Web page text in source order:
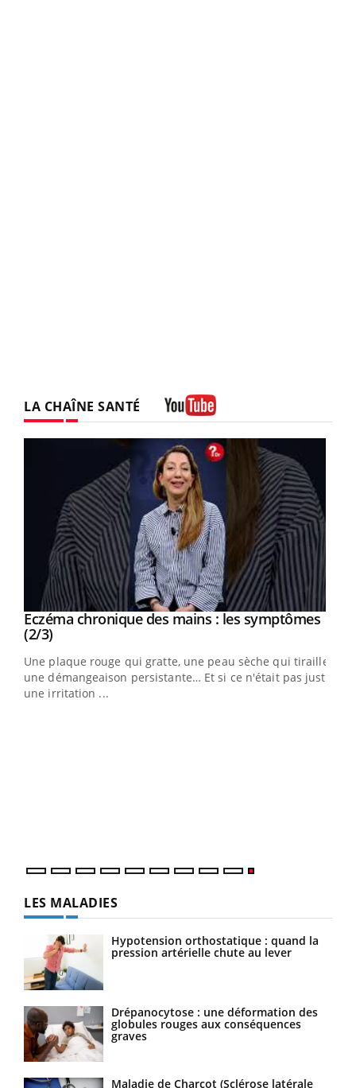
LA CHAÎNE SANTÉ
Youtube
Eczéma chronique des mains : les symptômes
(2/3)Youtube
Une plaque rouge qui gratte, une peau sèche qui tiraille,
une démangeaison persistante… Et si ce n'était pas juste
une irritation ...
LES MALADIES
Hypotension orthostatique : quand la
pression artérielle chute au lever
Drépanocytose : une déformation des
globules rouges aux conséquences
graves
Maladie de Charcot (Sclérose latérale